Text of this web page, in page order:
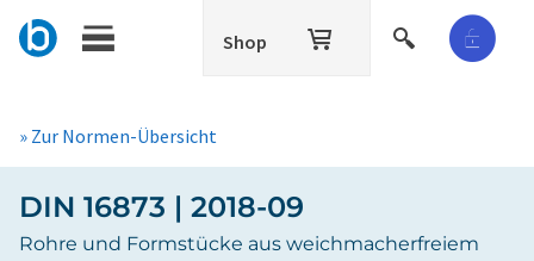
Shop
» Zur Normen-Übersicht
DIN 16873 | 2018-09
Rohre und Formstücke aus weichmacherfreiem